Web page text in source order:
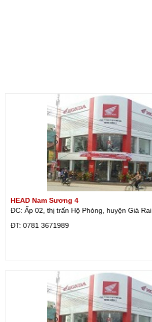
HEAD Nam Sương 4
ĐC: Ấp 02, thị trấn Hộ Phòng, huyện Giá Rai
ÐT: 0781 3671989